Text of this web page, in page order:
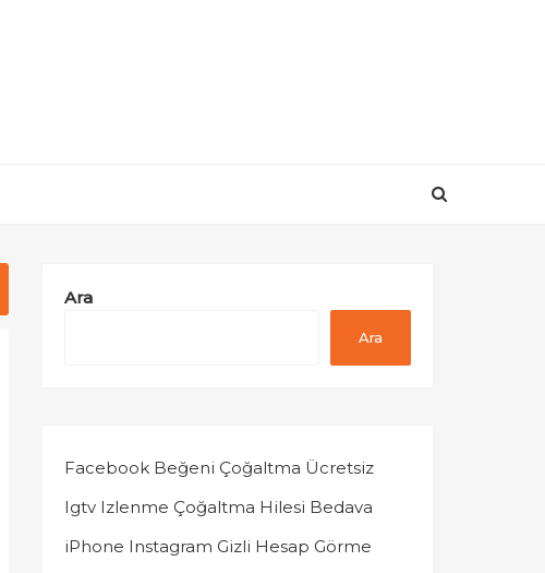
Ara
Ara
Facebook Beğeni Çoğaltma Ücretsiz
Igtv Izlenme Çoğaltma Hilesi Bedava
iPhone Instagram Gizli Hesap Görme